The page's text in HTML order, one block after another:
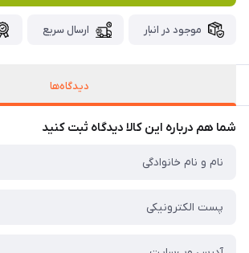
موجود در انبار ارسال سریع
دیدگاه‌ها
شما هم درباره این کالا دیدگاه ثبت کنید